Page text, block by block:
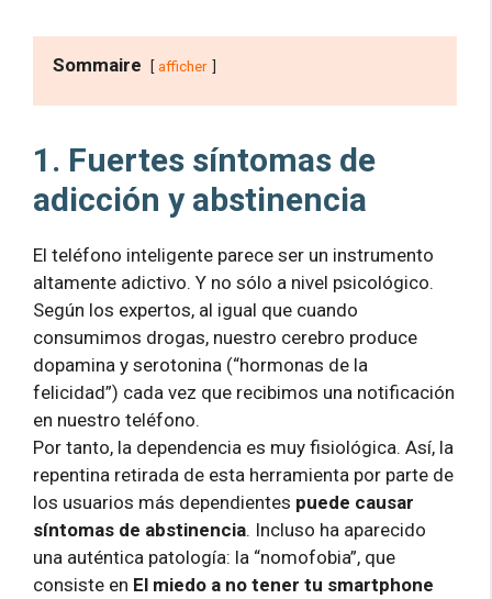
Sommaire afficher
1. Fuertes síntomas de
adicción y abstinencia
El teléfono inteligente parece ser un instrumento
altamente adictivo. Y no sólo a nivel psicológico.
Según los expertos, al igual que cuando
consumimos drogas, nuestro cerebro produce
dopamina y serotonina (“hormonas de la
felicidad”) cada vez que recibimos una notificación
en nuestro teléfono.
Por tanto, la dependencia es muy fisiológica. Así, la
repentina retirada de esta herramienta por parte de
los usuarios más dependientes puede causar
síntomas de abstinencia. Incluso ha aparecido
una auténtica patología: la “nomofobia”, que
consiste en El miedo a no tener tu smartphone